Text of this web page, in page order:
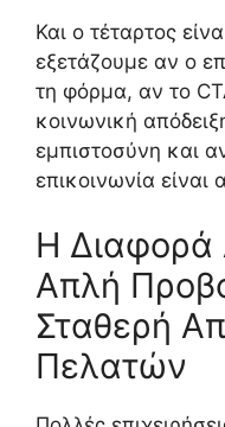
Και ο τέταρτος
εξετάζουμε αν ο
τη φόρμα, αν το
κοινωνική
εμπιστοσύνη και
επικοινωνία είναι
Η Διαφορά
Απλή
Σταθερή
Πελατών